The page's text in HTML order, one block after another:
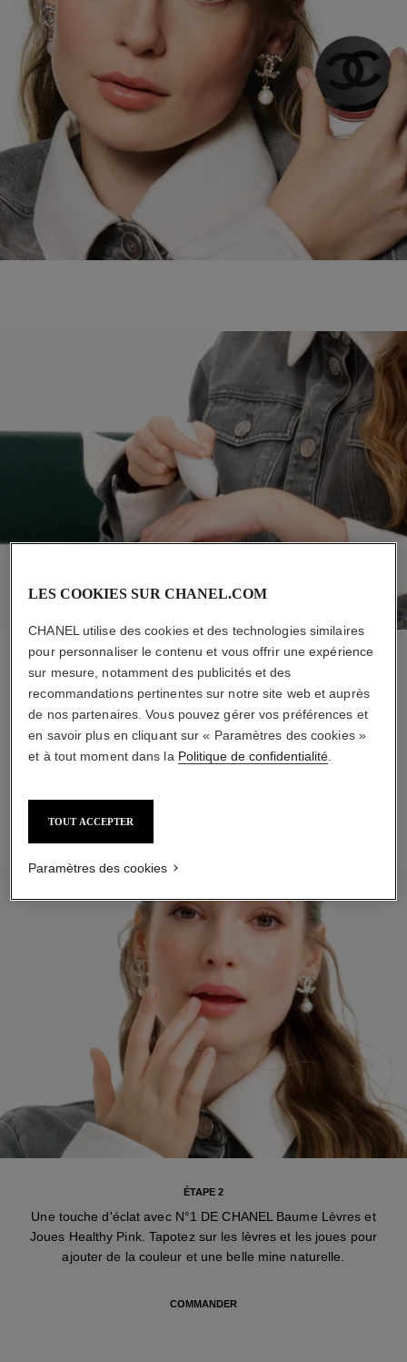
Une dose de douceur et d'hydratation avec LA CRÈME MAIN.
Déposez une petite quantité au creux de la main et massez
jusqu'à complète absorption.
ÉTAPE 2
Une touche d'éclat avec N°1 DE CHANEL Baume Lèvres et
Joues Healthy Pink. Tapotez sur les lèvres et les joues pour
ajouter de la couleur et une belle mine naturelle.
COMMANDER
LES COOKIES SUR CHANEL.COM
CHANEL utilise des cookies et des technologies similaires
pour personnaliser le contenu et vous offrir une expérience
sur mesure, notamment des publicités et des
recommandations pertinentes sur notre site web et auprès
de nos partenaires. Vous pouvez gérer vos préférences et
en savoir plus en cliquant sur « Paramètres des cookies »
et à tout moment dans la Politique de confidentialité.
TOUT ACCEPTER
Paramètres des cookies